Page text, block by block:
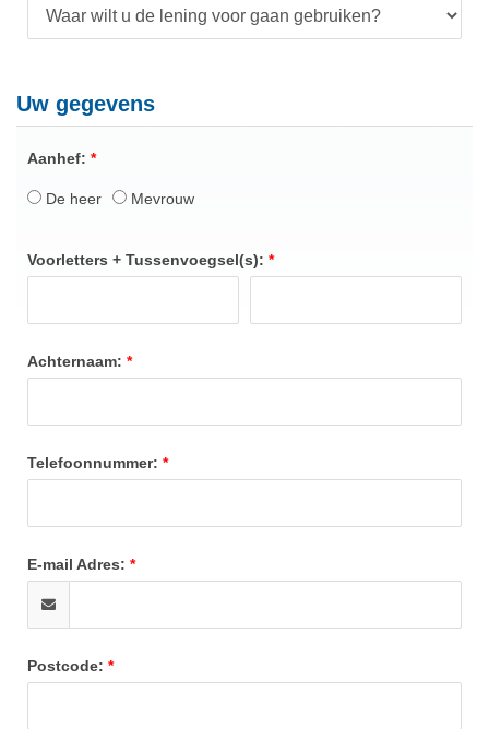
Uw gegevens
Aanhef:
De heer Mevrouw
Voorletters + Tussenvoegsel(s):
Achternaam:
Telefoonnummer:
E-mail Adres:
Postcode: